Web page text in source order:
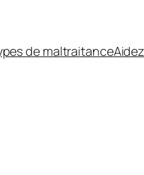
de maltraitance